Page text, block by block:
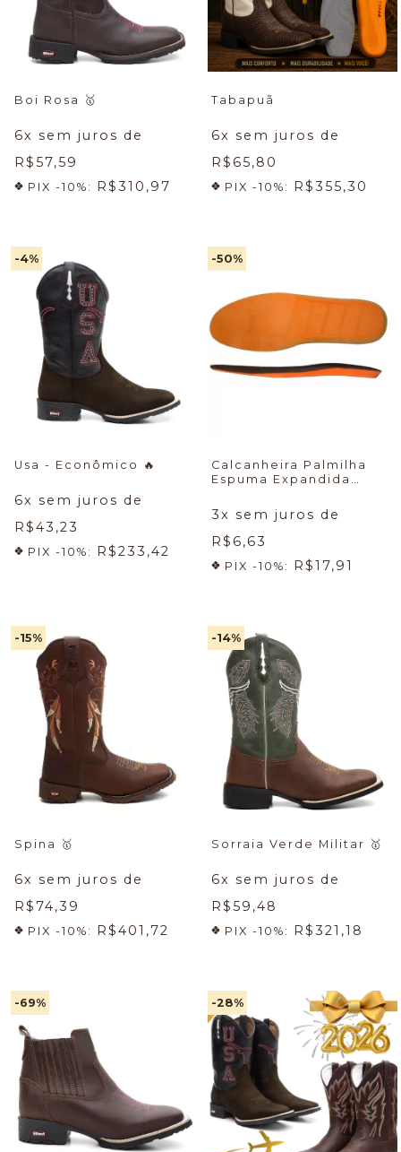
Boi Rosa 🥇
6x sem juros de
R$57,59
PIX -10%: R$310,97
Tabapuã
6x sem juros de
R$65,80
PIX -10%: R$355,30
-4%
Usa - Econômico 🔥
6x sem juros de
R$43,23
PIX -10%: R$233,42
-50%
Calcanheira Palmilha
Espuma Expandida
3x sem juros de
R$6,63
PIX -10%: R$17,91
-15%
Spina 🥇
6x sem juros de
R$74,39
PIX -10%: R$401,72
-14%
Sorraia Verde Militar 🥇
6x sem juros de
R$59,48
PIX -10%: R$321,18
-69% -28%